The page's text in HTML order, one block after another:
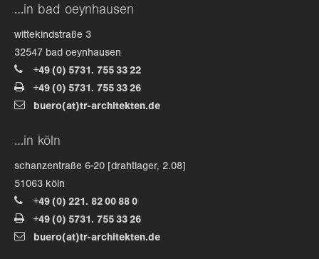
…in bad oeynhausen
wittekindstraße 3
32547 bad oeynhausen
+49 (0) 5731. 755 33 22
+49 (0) 5731. 755 33 26
buero(at)tr-architekten.de
…in köln
schanzentraße 6-20 [drahtlager, 2.08]
51063 köln
+49 (0) 221. 82 00 88 0
+49 (0) 5731. 755 33 26
buero(at)tr-architekten.de